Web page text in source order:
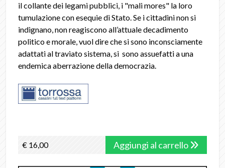
il collante dei legami pubblici, i "mali mores" la loro
tumulazione con esequie di Stato. Se i cittadini non si
indignano, non reagiscono all’attuale decadimento
politico e morale, vuol dire che si sono inconsciamente
adattati al traviato sistema, si sono assuefatti a una
endemica aberrazione della democrazia.
€ 16,00 Aggiungi al carrello